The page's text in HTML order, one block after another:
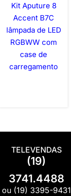
Kit Aputure 8
Accent B7C
lâmpada de LED
RGBWW com
case de
carregamento
TELEVENDAS
(19)
3741.4488
ou (19) 3395-9431